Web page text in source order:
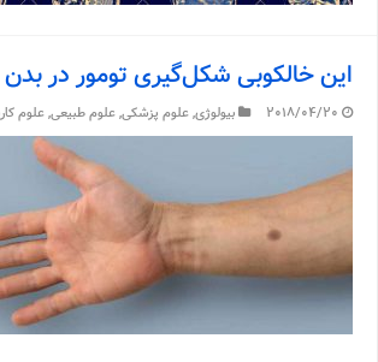
این خالکوبی شکل‌گیری تومور در
2018/04/20 بیولوژی,علوم پزشکی,علوم طبیعی,علوم